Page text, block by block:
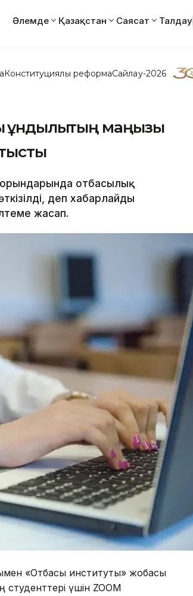
Әлемде Қазақстан Саясат Талдау
Конституциялық реформаСайлау-2026
құндылықтың маңызы
отбасылық
деп хабарлайды
жасап.
«Отбасы институты» жобасы
үшін ZOOM